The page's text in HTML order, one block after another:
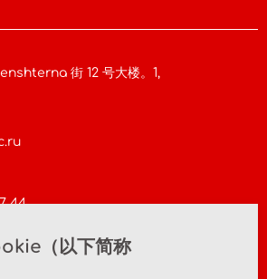
街 12 号大楼。1,
44
（以下简称